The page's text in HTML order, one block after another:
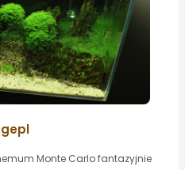
Monte Carlo fantazyjnie